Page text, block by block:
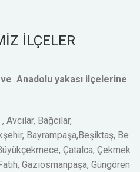
İLÇELER
Anadolu yakası ilçelerine
Bağcılar,
Bayrampaşa,Beşiktaş, Be
Çatalca, Çekmek
Gaziosmanpaşa, Güngören